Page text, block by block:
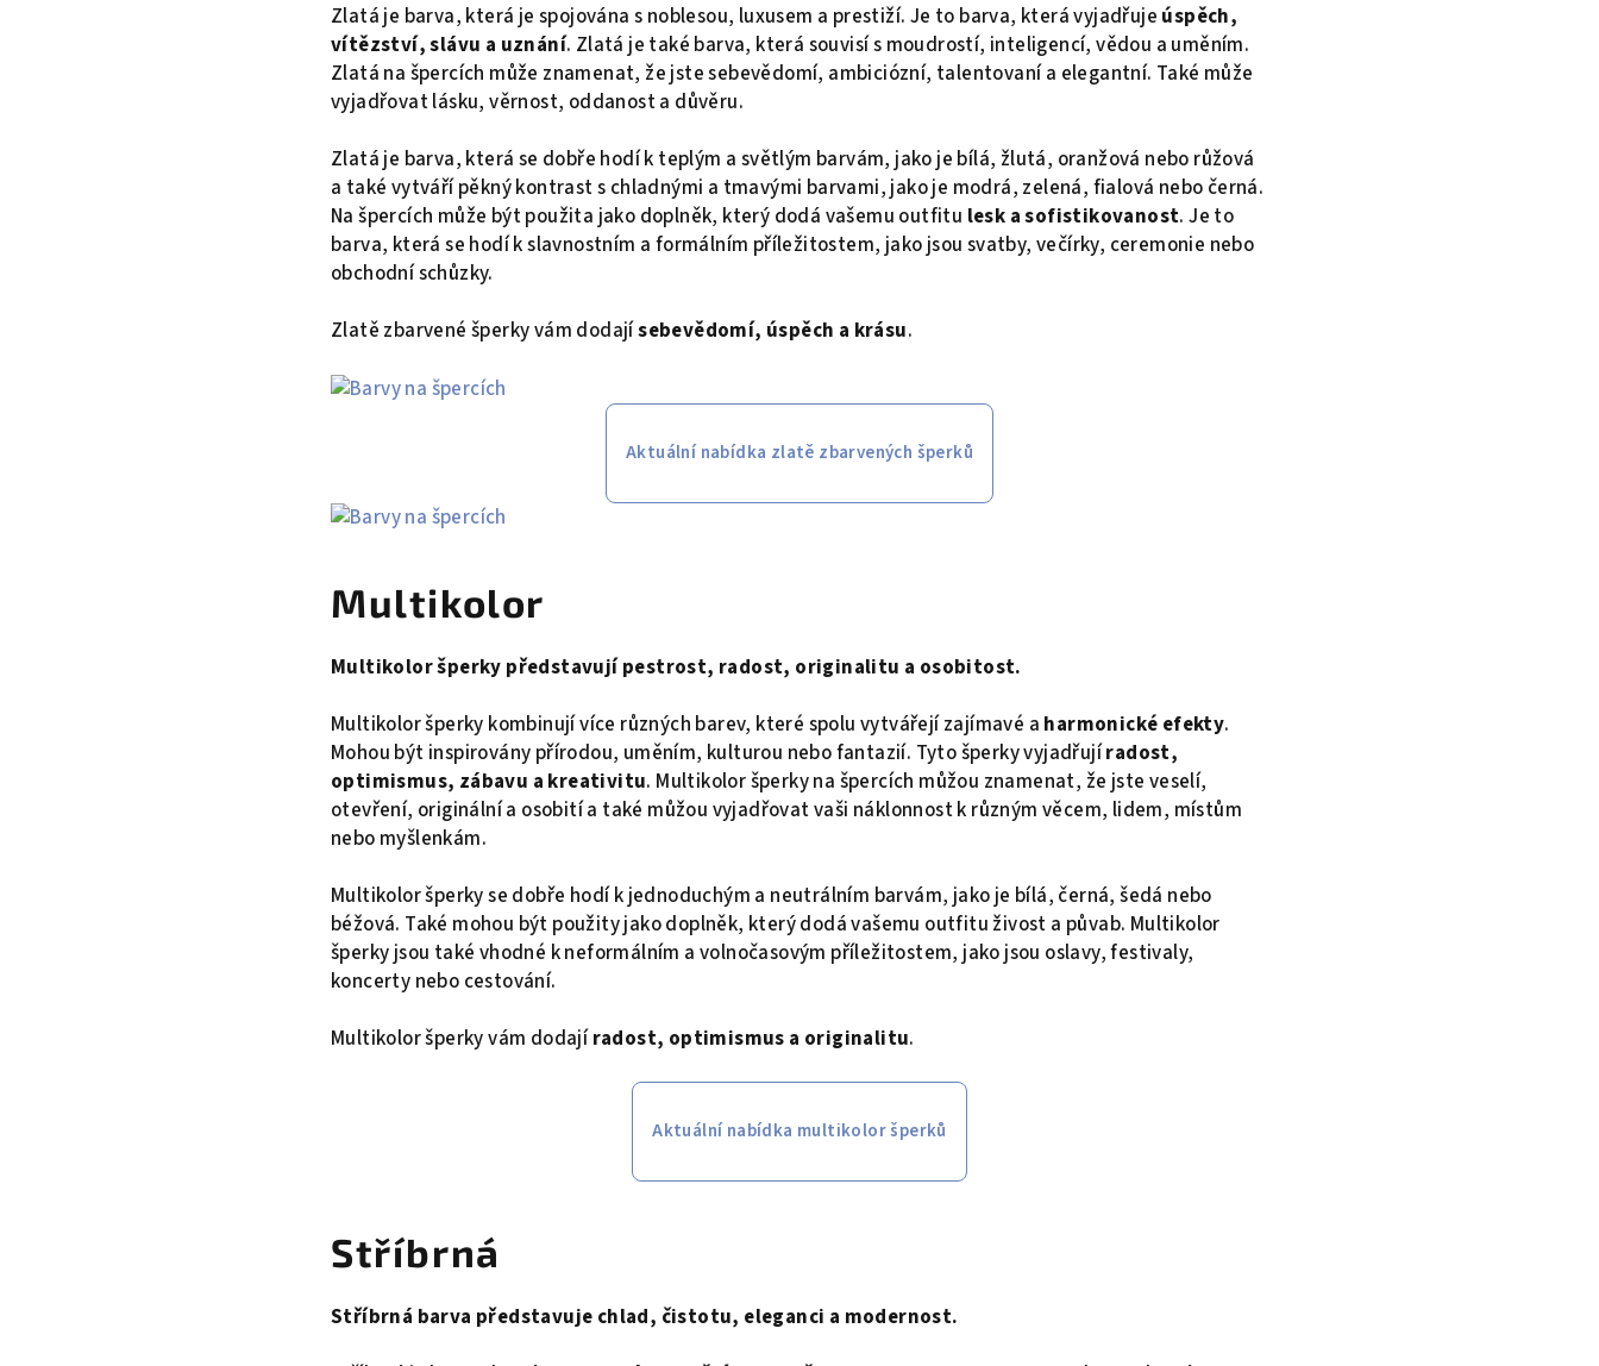
Zlatá je barva, která je spojována s noblesou, luxusem a prestiží. Je to barva, která vyjadřuje úspěch,
vítězství, slávu a uznání. Zlatá je také barva, která souvisí s moudrostí, inteligencí, vědou a uměním.
Zlatá na špercích může znamenat, že jste sebevědomí, ambiciózní, talentovaní a elegantní. Také může
vyjadřovat lásku, věrnost, oddanost a důvěru.
Zlatá je barva, která se dobře hodí k teplým a světlým barvám, jako je bílá, žlutá, oranžová nebo růžová
a také vytváří pěkný kontrast s chladnými a tmavými barvami, jako je modrá, zelená, fialová nebo černá.
Na špercích může být použita jako doplněk, který dodá vašemu outfitu lesk a sofistikovanost. Je to
barva, která se hodí k slavnostním a formálním příležitostem, jako jsou svatby, večírky, ceremonie nebo
obchodní schůzky.
Zlatě zbarvené šperky vám dodajísebevědomí, úspěch a krásu.
Aktuální nabídka zlatě zbarvených šperků
Multikolor
Multikolor šperky představují pestrost, radost, originalitu a osobitost.
Multikolor šperky kombinují více různých barev, které spolu vytvářejí zajímavé a harmonické efekty.
Mohou být inspirovány přírodou, uměním, kulturou nebo fantazií. Tyto šperky vyjadřujíradost,
optimismus, zábavu a kreativitu. Multikolor šperky na špercích můžou znamenat, že jste veselí,
otevření, originální a osobití a také můžou vyjadřovat vaši náklonnost k různým věcem, lidem, místům
nebo myšlenkám.
Multikolor šperky se dobře hodí k jednoduchým a neutrálním barvám, jako je bílá, černá, šedá nebo
béžová. Také mohou být použity jako doplněk, který dodá vašemu outfitu živost a půvab. Multikolor
šperky jsou také vhodné k neformálním a volnočasovým příležitostem, jako jsou oslavy, festivaly,
koncerty nebo cestování.
Multikolor šperky vám dodají radost, optimismus a originalitu.
Aktuální nabídka multikolor šperků
Stříbrná
Stříbrná barva představuje chlad, čistotu, eleganci a modernost.